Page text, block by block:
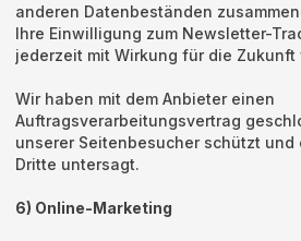
anderen Datenbeständen
Ihre Einwilligung zum Newsletter-
jederzeit mit Wirkung für die Zukunft
Wir haben mit dem Anbieter einen
Auftragsverarbeitungsvertrag
unserer Seitenbesucher schützt und
Dritte untersagt.
6) Online-Marketing